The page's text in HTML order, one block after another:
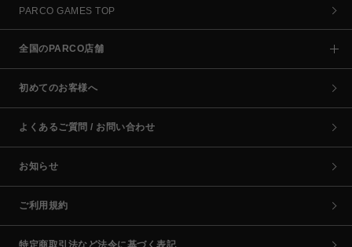
PARCO GAMES TOP
全国のPARCO店舗
初めてのお客様へ
よくあるご質問 / お問い合わせ
お知らせ
ご利用規約